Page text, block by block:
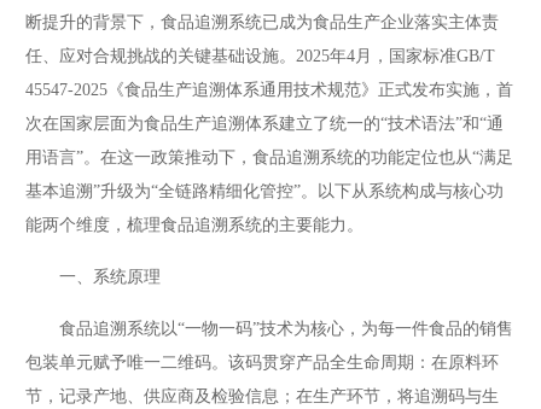
断提升的背景下，食品追溯系统已成为食品生产企业落实主体责
任、应对合规挑战的关键基础设施。2025年4月，国家标准GB/T
45547-2025《食品生产追溯体系通用技术规范》正式发布实施，首
次在国家层面为食品生产追溯体系建立了统一的“技术语法”和“通
用语言”。在这一政策推动下，食品追溯系统的功能定位也从“满足
基本追溯”升级为“全链路精细化管控”。以下从系统构成与核心功
能两个维度，梳理食品追溯系统的主要能力。
一、系统原理
食品追溯系统以“一物一码”技术为核心，为每一件食品的销售
包装单元赋予唯一二维码。该码贯穿产品全生命周期：在原料环
节，记录产地、供应商及检验信息；在生产环节，将追溯码与生